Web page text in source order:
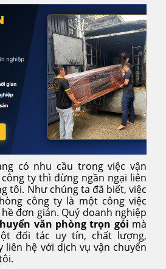
có nhu cầu trong việc vận
ty thì đừng ngần ngại liên
tôi. Như chúng ta đã biết, việc
công ty là một công việc
đơn giản. Quý doanh nghiệp
văn phòng trọn gói mà
đối tác uy tín, chất lượng,
liên hệ với dịch vụ vận chuyển